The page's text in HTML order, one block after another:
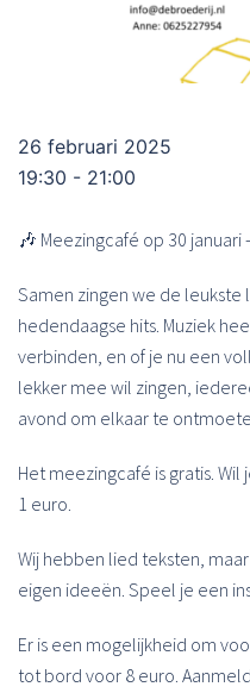
26 februari 2025
19:30 - 21:00
🎶 Meezingcafé op 30 januari
Samen zingen we de leukste
hedendaagse hits. Muziek
verbinden, en of je nu een
lekker mee wil zingen,
avond om elkaar te
Het meezingcafé is gratis.
1 euro.
Wij hebben lied teksten,
eigen ideeën. Speel je een
Er is een mogelijkheid om
tot bord voor 8 euro.